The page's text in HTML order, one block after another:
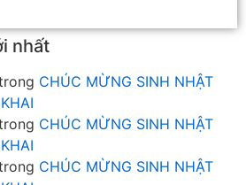
nhất
CHÚC MỪNG SINH NHẬT
CHÚC MỪNG SINH NHẬT
CHÚC MỪNG SINH NHẬT